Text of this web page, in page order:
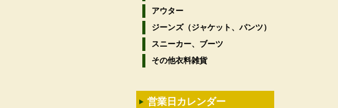
アウター
ジーンズ（ジャケット、パンツ）
スニーカー、ブーツ
その他衣料雑貨
営業日カレンダー